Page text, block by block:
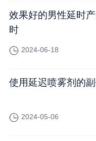
效果好的男性延时
时
2024-06-18
使用延迟喷雾剂的
2024-05-06